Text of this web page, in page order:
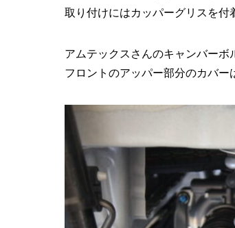
取り付けにはカッパーグリスを付
アムテックスさんのキャンバーボ
フロントのアッパー部分のカバー